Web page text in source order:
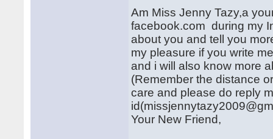
Am Miss Jenny Tazy,a
facebook.com during my
about you and tell you
my pleasure if you write
and i will also know more
(Remember the distance
care and please do reply
Your New Friend,